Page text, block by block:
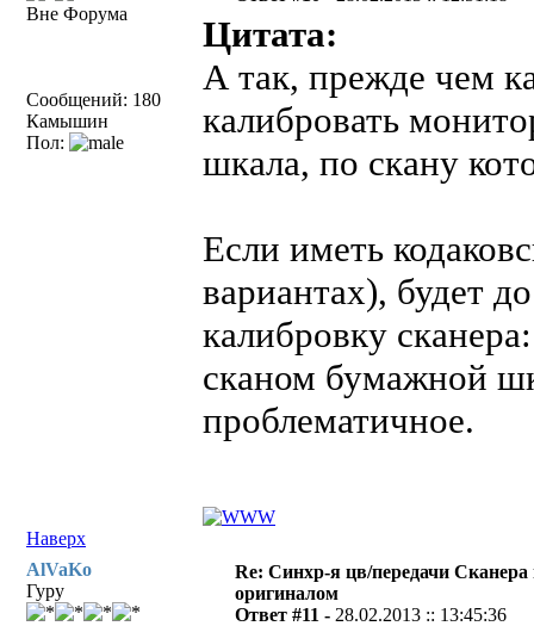
Вне Форума
Сообщений: 180
Камышин
Пол:
Цитата:
А так, прежде чем
калибровать
шкала, по скану
Если иметь
вариантах), будет
калибровку
сканом бумажной
проблематичное.
Наверх
AlVaKo
Гуру
Re: Синхр-я цв/передачи
оригиналом
Ответ #11 - 28.02.2013 :: 13:45:36